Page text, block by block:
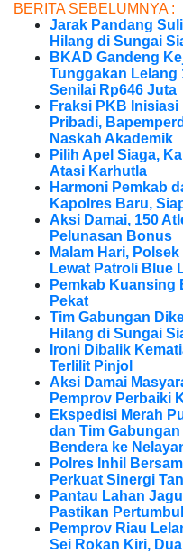
BERITA SEBELUMNYA :
Jarak Pandang
Hilang di Sungai
BKAD Gandeng
Tunggakan Lelang
Senilai Rp646 Juta
Fraksi PKB
Pribadi,
Naskah Akademik
Pilih Apel Siaga,
Atasi Karhutla
Harmoni Pemkab
Kapolres Baru,
Aksi Damai, 150
Pelunasan Bonus
Malam Hari,
Lewat Patroli Blue
Pemkab Kuansing
Pekat
Tim Gabungan
Hilang di Sungai
Ironi Dibalik
Terlilit Pinjol
Aksi Damai
Pemprov Perbaiki
Ekspedisi Merah
dan Tim
Bendera ke
Polres Inhil
Perkuat Sinergi
Pantau Lahan
Pastikan
Pemprov Riau
Sei Rokan Kiri,